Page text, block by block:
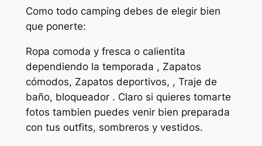
Como todo camping debes de elegir bien
que ponerte:
Ropa comoda y fresca o calientita
dependiendo la temporada , Zapatos
cómodos, Zapatos deportivos, , Traje de
baño, bloqueador . Claro si quieres tomarte
fotos tambien puedes venir bien preparada
con tus outfits, sombreros y vestidos.